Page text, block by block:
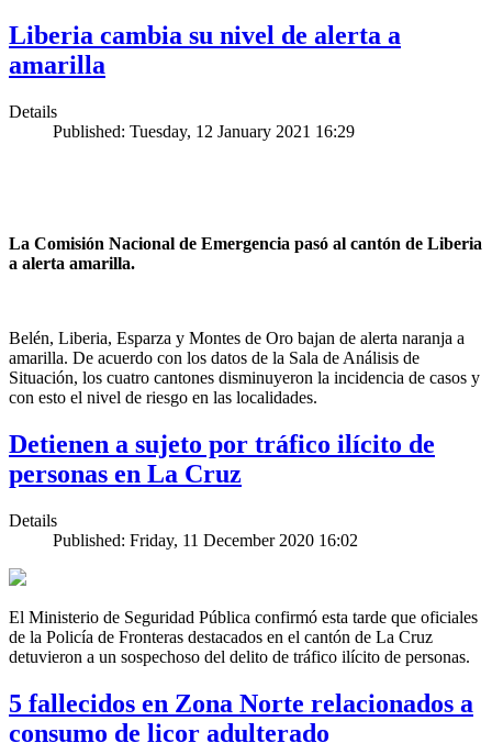
Liberia cambia su nivel de alerta a
amarilla
Details
Published: Tuesday, 12 January 2021 16:29
La Comisión Nacional de Emergencia pasó al cantón de Liberia
a alerta amarilla.
Belén, Liberia, Esparza y Montes de Oro bajan de alerta naranja a
amarilla. De acuerdo con los datos de la Sala de Análisis de
Situación, los cuatro cantones disminuyeron la incidencia de casos y
con esto el nivel de riesgo en las localidades.
Detienen a sujeto por tráfico ilícito de
personas en La Cruz
Details
Published: Friday, 11 December 2020 16:02
El Ministerio de Seguridad Pública confirmó esta tarde que oficiales
de la Policía de Fronteras destacados en el cantón de La Cruz
detuvieron a un sospechoso del delito de tráfico ilícito de personas.
5 fallecidos en Zona Norte relacionados a
consumo de licor adulterado